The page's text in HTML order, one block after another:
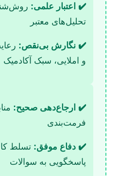
✔️ اعتبار علمی:
تحلیل‌های معتبر
✔️ نگارش بی‌نقص:
و املایی، سبک آکادمیک
✔️ ارجاع‌دهی صحیح:
فرمت‌بندی
✔️ دفاع موفق: تسلط
پاسخگویی به سوالات